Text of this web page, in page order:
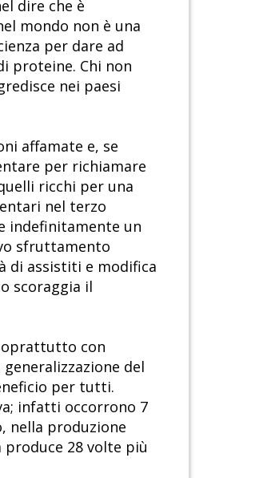
dire che è
mondo non è una
per dare ad
proteine. Chi non
nei paesi
affamate e, se
per richiamare
ricchi per una
nel terzo
indefinitamente un
sfruttamento
di assistiti e modifica
scoraggia il
con
del
per tutti.
infatti occorrono 7
nella produzione
28 volte più